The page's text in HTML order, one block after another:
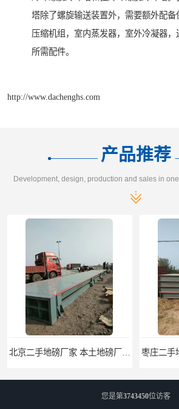
塔除了螺旋输送装置外，需要额外配备
压缩机组，室内蒸发器，室外冷凝器，
所需配件。
http://www.dachenghs.com
产品推荐
北京二手地磅厂家 本土地磅厂100秒报价 枣庄二手地磅价格 本土地磅厂100秒报价
您是第3743450位访客